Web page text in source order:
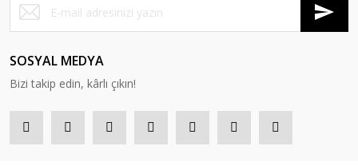
SOSYAL MEDYA
Bizi takip edin, kârlı çıkın!